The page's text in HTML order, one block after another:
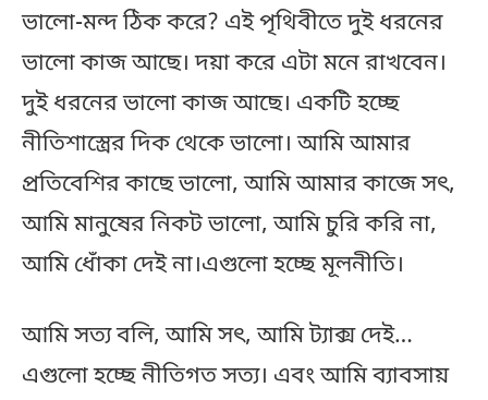
ভালো-মন্দ ঠিক করে? এই পৃথিবীতে দুই ধরনের
ভালো কাজ আছে। দয়া করে এটা মনে রাখবেন।
দুই ধরনের ভালো কাজ আছে। একটি হচ্ছে
নীতিশাস্ত্রের দিক থেকে ভালো। আমি আমার
প্রতিবেশির কাছে ভালো, আমি আমার কাজে সৎ,
আমি মানুষের নিকট ভালো, আমি চুরি করি না,
আমি ধোঁকা দেই না।এগুলো হচ্ছে মূলনীতি।
আমি সত্য বলি, আমি সৎ, আমি ট্যাক্স দেই…
এগুলো হচ্ছে নীতিগত সত্য। এবং আমি ব্যাবসায়